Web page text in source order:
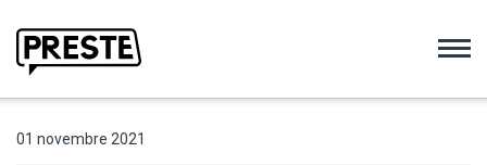
01 novembre 2021